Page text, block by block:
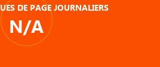
DE PAGE JOURNALIERS
N/A